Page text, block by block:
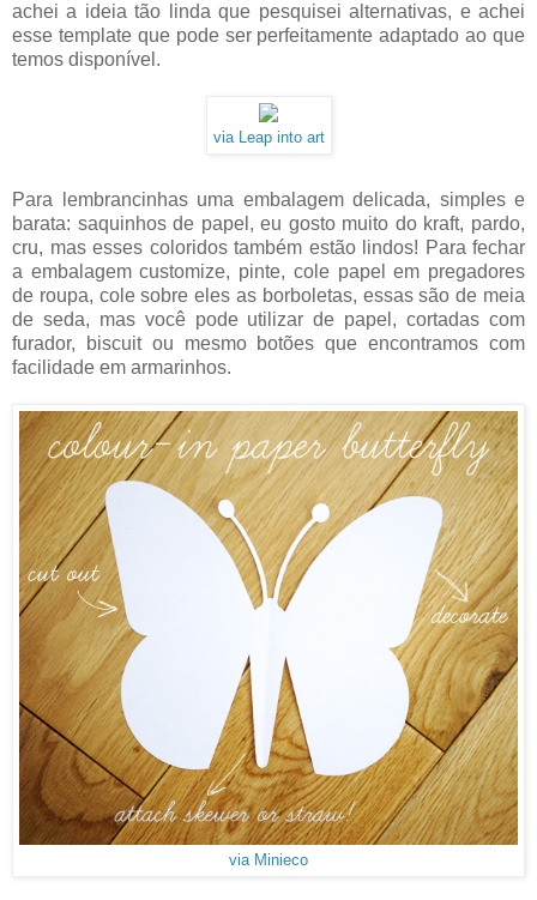
achei a ideia tão linda que pesquisei alternativas, e achei
esse template que pode ser perfeitamente adaptado ao que
temos disponível.
via Leap into art
Para lembrancinhas uma embalagem delicada, simples e
barata: saquinhos de papel, eu gosto muito do kraft, pardo,
cru, mas esses coloridos também estão lindos! Para fechar
a embalagem customize, pinte, cole papel em pregadores
de roupa, cole sobre eles as borboletas, essas são de meia
de seda, mas você pode utilizar de papel, cortadas com
furador, biscuit ou mesmo botões que encontramos com
facilidade em armarinhos.
via Minieco